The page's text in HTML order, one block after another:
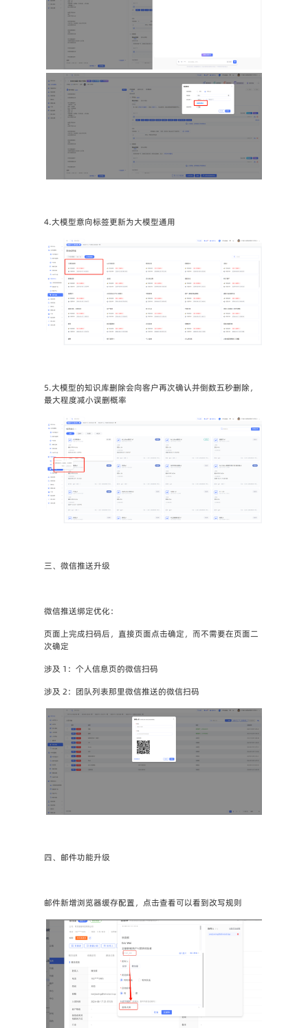
4.大模型意向标签更新为大模型通用
5.大模型的知识库删除会向客户再次确认并倒数五秒删除，
最大程度减小误删概率
三、微信推送升级
微信推送绑定优化：
页面上完成扫码后，直接页面点击确定，而不需要在页面二
次确定
涉及 1：个人信息页的微信扫码
涉及 2：团队列表那里微信推送的微信扫码
四、邮件功能升级
邮件新增浏览器缓存配置，点击查看可以看到改写规则